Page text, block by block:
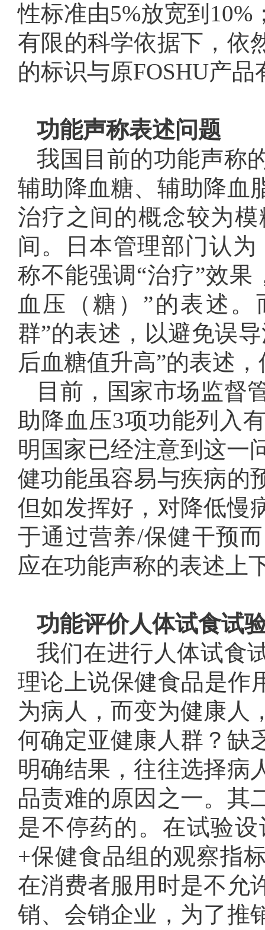
性标准由5%放宽到
有限的科学依据下，依
的标识与原FOSHU产
功能声称表述问题
我国目前的功能声称
辅助降血糖、辅助降血
治疗之间的概念较为
间。日本管理部门认
称不能强调“治疗”效
血压（糖）”的表述
群”的表述，以避免误
后血糖值升高”的表述
目前，国家市场监督
助降血压3项功能列入
明国家已经注意到这一
健功能虽容易与疾病的
但如发挥好，对降低慢
于通过营养/保健干预
应在功能声称的表述上
功能评价人体试食试
我们在进行人体试食
理论上说保健食品是作
为病人，而变为健康人
何确定亚健康人群？缺
明确结果，往往选择病
品责难的原因之一。其
是不停药的。在试验
+保健食品组的观察指
在消费者服用时是不允
销、会销企业，为了推